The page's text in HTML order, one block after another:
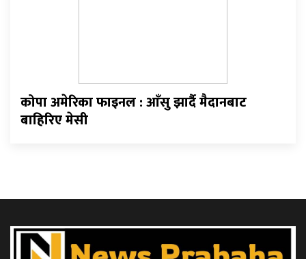
कोपा अमेरिका फाइनल : आँसु झार्दै मैदानबाट
बाहिरिए मेसी